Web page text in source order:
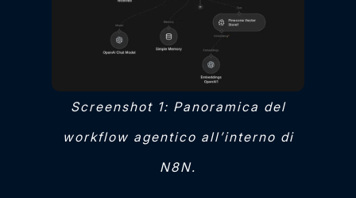
Screenshot 1: Panoramica del
workflow agentico all’interno di
N8N.